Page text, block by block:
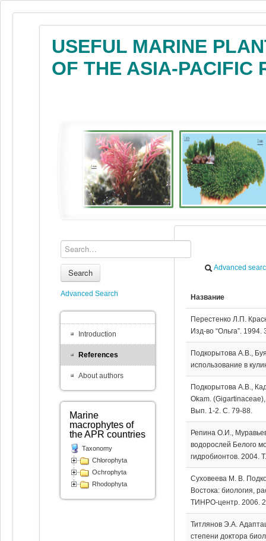
USEFUL MARINE
OF THE ASIA-PACIFIC
Advanced
Название
Перестенко Л.П.
Изд-во “Ольга”. 1994.
Подкорытова А.В.,
использование в
Подкорытова А.В.,
Okam.
Вып. 1-2. С. 79-88.
Репина О.И.,
водорослей Белого
гидробионтов. 2004.
Суховеева М. В.
Востока: биология,
ТИНРО-центр. 2006.
Титлянов Э.А.
степени доктора
Search
Advanced Search
Introduction
References
About authors
Marine
macrophytes of
the APR countries
Taxonomy
Chlorophyta
Ochrophyta
Rhodophyta